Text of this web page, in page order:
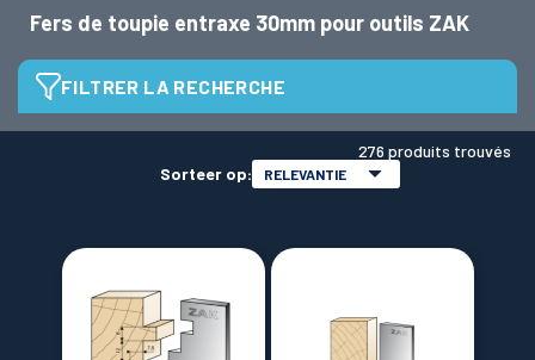
OUTILS À MAIN
FERS & PLAQUETTES
LAMES SCIES RUBAN
Fers de toupie entraxe 30mm pour outils ZAK
FILTRER LA RECHERCHE
276 produits trouvés
Sorteer op:
RELEVANTIE